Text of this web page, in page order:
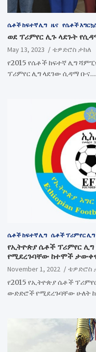
ሴቶች ከፍተኛ ሊግ ዜና የሴቶች
ወደ ፕሪምየር ሊጉ ላደጉት
May 13, 2023
ቴዎድሮስ ታከለ
የ2015 የሴቶች ከፍተኛ ሊግ
ፕሪምየር ሊግ ላደገው ሲዳማ ቡና…
ሴቶች ከፍተኛ ሊግ ሴቶች ፕሪምየር ሊግ
የኢትዮጵያ ሴቶች ፕሪምየር
የሚደረጉባቸው ከተሞች
November 1, 2022
ቴዎድሮስ
የ2015 የኢትዮጵያ ሴቶች
ውድድሮች የሚደረጉባቸው ሁለት